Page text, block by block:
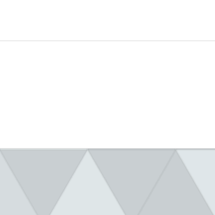
cours Loi des des finances 2024